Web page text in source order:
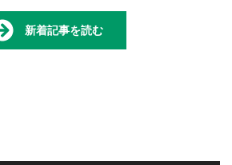
新着記事を読む